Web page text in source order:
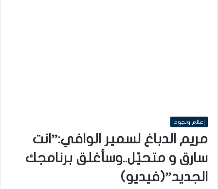
إعلام ونجوم
مريم الدباغ لسمير الوافي:”انت
سارق و متحيّل..وسأغلق برنامجك
الجديد”(فيديو)